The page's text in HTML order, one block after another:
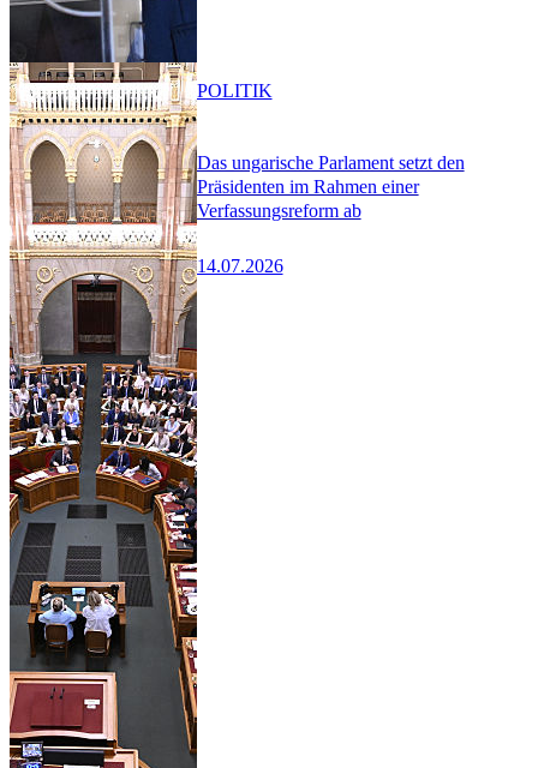
Das ungarische Parlament setzt den
Präsidenten im Rahmen einer
Verfassungsreform ab
14.07.2026
POLITIK